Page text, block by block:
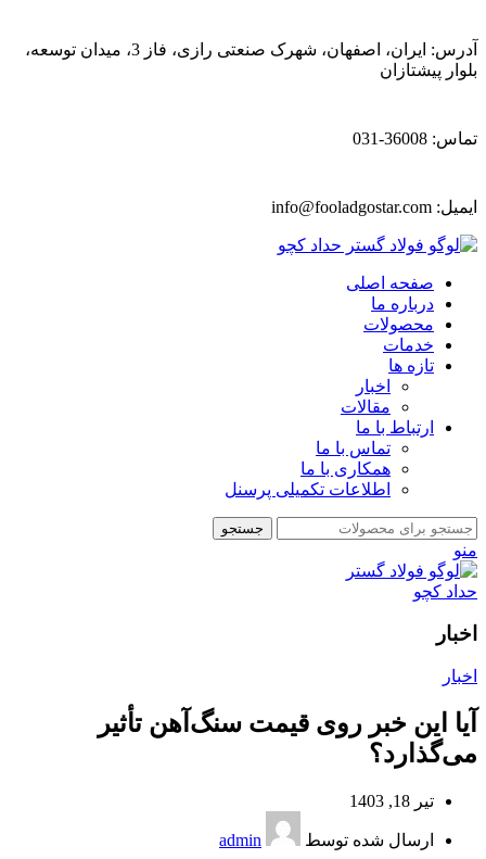
آدرس: ایران، اصفهان، شهرک صنعتی رازی، فاز 3، میدان توسعه،
بلوار پیشتازان
تماس: 36008-031
ایمیل: info@fooladgostar.com
صفحه اصلی
درباره ما
محصولات
خدمات
تازه ها
اخبار
مقالات
ارتباط با ما
تماس با ما
همکاری با ما
اطلاعات تکمیلی پرسنل
جستجو
منو
اخبار
اخبار
آیا این خبر روی قیمت سنگ‌آهن تأثیر
می‌گذارد؟
تیر 18, 1403
ارسال شده توسط admin